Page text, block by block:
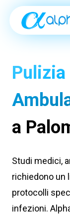
a
Studi medici,
richiedono un
protocolli
infezioni.